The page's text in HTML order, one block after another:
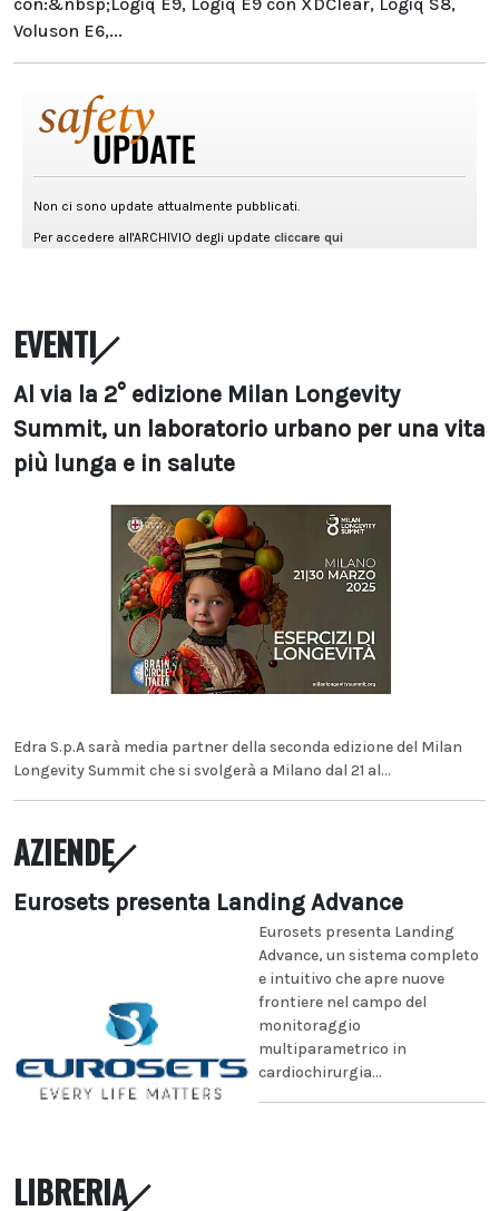
Voluson E6,...
EVENTI
Al via la 2° edizione Milan Longevity
Summit, un laboratorio urbano per una vita
più lunga e in salute
Edra S.p.A sarà media partner della seconda edizione del Milan
Longevity Summit che si svolgerà a Milano dal 21 al...
AZIENDE
Eurosets presenta Landing Advance
Eurosets presenta Landing
Advance, un sistema completo
e intuitivo che apre nuove
frontiere nel campo del
monitoraggio
multiparametrico in
cardiochirurgia...
LIBRERIA